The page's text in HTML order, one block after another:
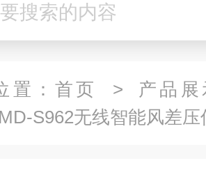
置： 首页 > 产品展
S962无线智能风差压